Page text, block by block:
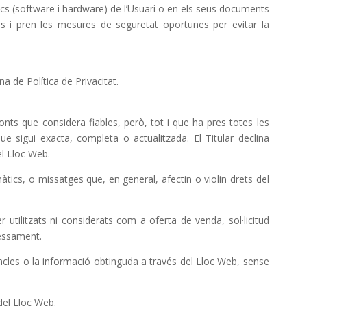
(software i hardware) de l’Usuari o en els seus documents
i pren les mesures de seguretat oportunes per evitar la
de Política de Privacitat.
que considera fiables, però, tot i que ha pres totes les
sigui exacta, completa o actualitzada. El Titular declina
Lloc Web.
o missatges que, en general, afectin o violin drets del
ni considerats com a oferta de venda, sol·licitud
o la informació obtinguda a través del Lloc Web, sense
Lloc Web.